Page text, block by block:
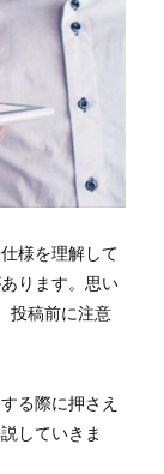
様を理解して
ります。思い
投稿前に注意
る際に押さえ
していきま